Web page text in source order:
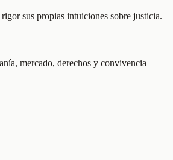
sus propias intuiciones sobre justicia.
mercado, derechos y convivencia